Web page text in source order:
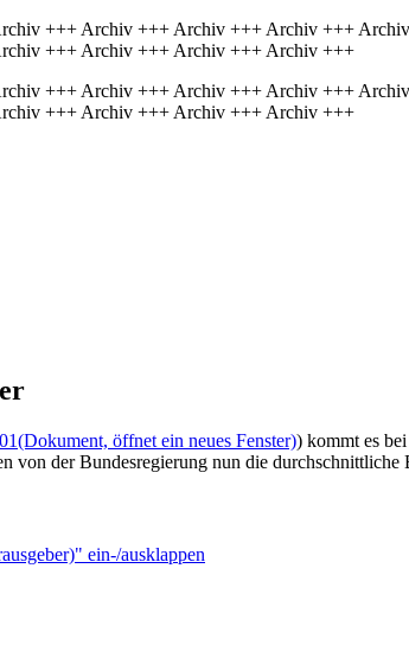
+++ Archiv +++ Archiv +++ Archiv +++
+++ Archiv +++ Archiv +++ Archiv +++
+++ Archiv +++ Archiv +++ Archiv +++
+++ Archiv +++ Archiv +++ Archiv +++
(Dokument, öffnet ein neues Fenster)) kommt es
von der Bundesregierung nun die durchschnittliche
ein-/ausklappen